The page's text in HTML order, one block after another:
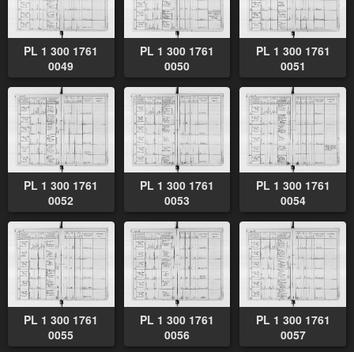
PL 1 300 1761
0049
PL 1 300 1761
0050
PL 1 300 1761
0051
PL 1 300 1761
0052
PL 1 300 1761
0053
PL 1 300 1761
0054
PL 1 300 1761
0055
PL 1 300 1761
0056
PL 1 300 1761
0057